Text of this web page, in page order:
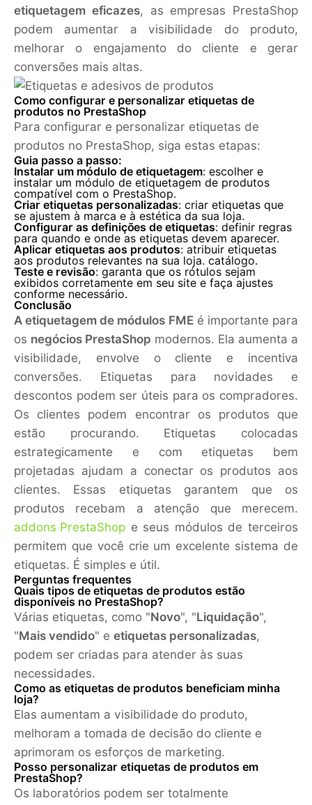
etiquetagem eficazes, as empresas PrestaShop
podem aumentar a visibilidade do produto,
melhorar o engajamento do cliente e gerar
conversões mais altas.
Como configurar e personalizar etiquetas de
produtos no PrestaShop
Para configurar e personalizar etiquetas de
produtos no PrestaShop, siga estas etapas:
Guia passo a passo:
Instalar um módulo de etiquetagem: escolher e
instalar um módulo de etiquetagem de produtos
compatível com o PrestaShop.
Criar etiquetas personalizadas: criar etiquetas que
se ajustem à marca e à estética da sua loja.
Configurar as definições de etiquetas: definir regras
para quando e onde as etiquetas devem aparecer.
Aplicar etiquetas aos produtos: atribuir etiquetas
aos produtos relevantes na sua loja. catálogo.
Teste e revisão: garanta que os rótulos sejam
exibidos corretamente em seu site e faça ajustes
conforme necessário.
Conclusão
A etiquetagem de módulos FMEé importante para
os negócios PrestaShop modernos. Ela aumenta a
visibilidade, envolve o cliente e incentiva
conversões. Etiquetas para novidades e
descontos podem ser úteis para os compradores.
Os clientes podem encontrar os produtos que
estão procurando. Etiquetas colocadas
estrategicamente e com etiquetas bem
projetadas ajudam a conectar os produtos aos
clientes. Essas etiquetas garantem que os
produtos recebam a atenção que merecem.
addons PrestaShop e seus módulos de terceiros
permitem que você crie um excelente sistema de
etiquetas. É simples e útil.
Perguntas frequentes
Quais tipos de etiquetas de produtos estão
disponíveis no PrestaShop?
Várias etiquetas, como "Novo", "Liquidação",
"Mais vendido" e etiquetas personalizadas,
podem ser criadas para atender às suas
necessidades.
Como as etiquetas de produtos beneficiam minha
loja?
Elas aumentam a visibilidade do produto,
melhoram a tomada de decisão do cliente e
aprimoram os esforços de marketing.
Posso personalizar etiquetas de produtos em
PrestaShop?
Os laboratórios podem ser totalmente